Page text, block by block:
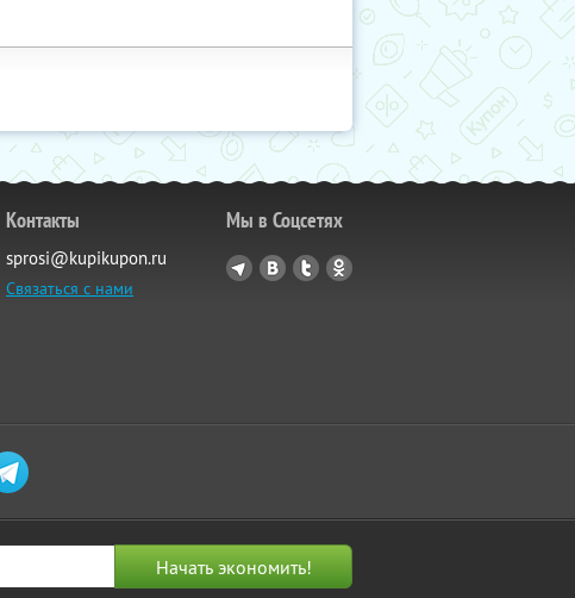
Контакты
sprosi@kupikupon.ru
Связаться с нами
Мы в Соцсетях